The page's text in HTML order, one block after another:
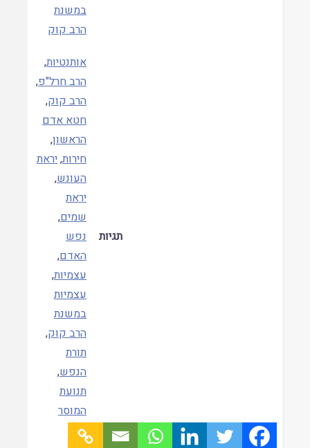
במשנת
הרב קוק
אותנטיות,
הרב חרל"פ,
הרב קוק,
חטא אדם
הראשון,
,יראת
העונש,
שמים,
נפש
האדם,
עצמיות,
עצמיות
במשנת
הרב קוק,
הנפש,
תנועת
המוסר